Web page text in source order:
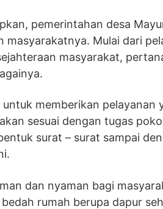
pemerintahan desa
Mulai dari
masyarakat,
memberikan pelayanan
sesuai dengan tugas
surat – surat sampai
dan nyaman bagi
rumah berupa dapur